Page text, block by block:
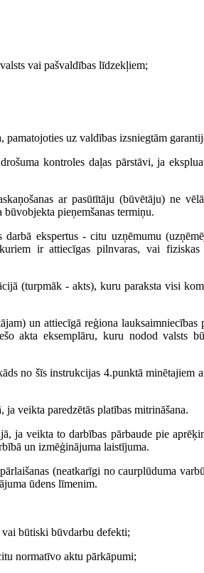
vai pašvaldības līdzekļiem;
pamatojoties uz valdības izsniegtām
kontroles daļas pārstāvi, ja
ar pasūtītāju (būvētāju) ne
pieņemšanas termiņu.
ekspertus - citu uzņēmumu
ir attiecīgas pilnvaras, vai fiziskas
(turpmāk - akts), kuru paraksta visi
un attiecīgā reģiona lauksaimniecības
akta eksemplāru, kuru nodod valsts
no šīs instrukcijas 4.punktā minētajiem
veikta paredzētās platības mitrināšana.
ja veikta to darbības pārbaude pie
un izmēģinājuma laistījuma.
(neatkarīgi no caurplūduma
ūdens līmenim.
vai būtiski būvdarbu defekti;
normatīvo aktu pārkāpumi;